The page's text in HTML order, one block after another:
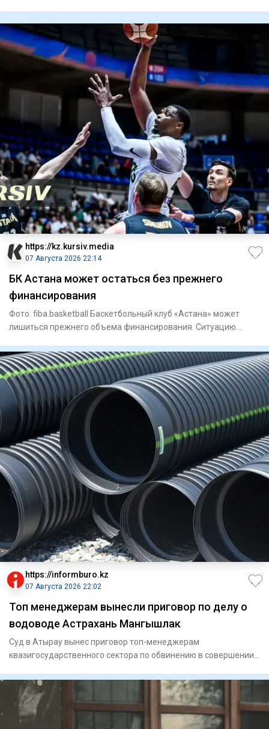
https://kz.kursiv.media
07 Августа 2026 22:14
БК Астана может остаться без прежнего
финансирования
Фото: fiba.basketball Баскетбольный клуб «Астана» может
лишиться прежнего объема финансирования. Ситуацию
https://informburo.kz
07 Августа 2026 22:02
Топ менеджерам вынесли приговор по делу о
водоводе Астрахань Мангышлак
Суд в Атырау вынес приговор топ-менеджерам
квазигосударственного сектора по обвинению в совершении